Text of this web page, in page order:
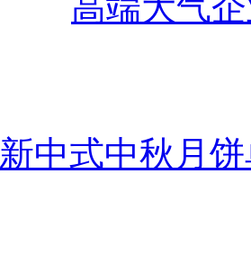
新中式中秋月